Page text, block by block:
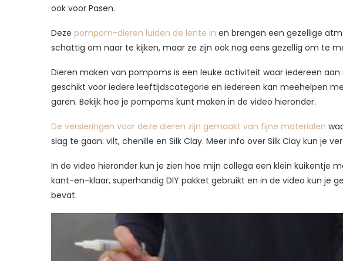
ook voor Pasen.
Deze pompom-dieren luiden de lente in en brengen een gezellige
schattig om naar te kijken, maar ze zijn ook nog eens gezellig om te
Dieren maken van pompoms is een leuke activiteit waar iedereen
geschikt voor iedere leeftijdscategorie en iedereen kan meehelpen
garen. Bekijk hoe je pompoms kunt maken in de video hieronder.
De versieringen voor deze dieren zijn gemaakt van fijne materialen
slag te gaan: vilt, chenille en Silk Clay. Meer info over Silk Clay kun je
In de video hieronder kun je zien hoe mijn collega een klein kuikentje
kant-en-klaar, superhandig DIY pakket gebruikt en in de video kun je
bevat.